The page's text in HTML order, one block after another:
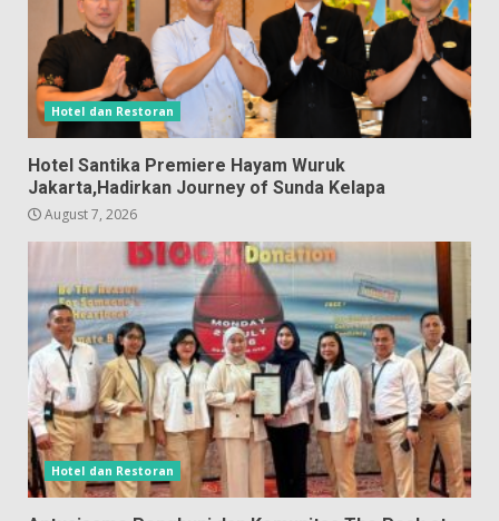
Hotel dan Restoran
Hotel Santika Premiere Hayam Wuruk
Jakarta,Hadirkan Journey of Sunda Kelapa
August 7, 2026
Hotel dan Restoran